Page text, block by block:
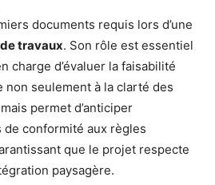
documents requis lors d’une
travaux. Son rôle est essentiel
charge d’évaluer la faisabilité
non seulement à la clarté des
permet d’anticiper
de conformité aux règles
que le projet respecte
paysagère.